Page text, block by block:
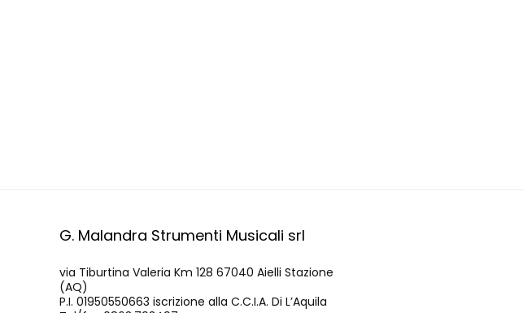
G. Malandra Strumenti Musicali srl
via Tiburtina Valeria Km 128 67040 Aielli Stazione
(AQ)
P.I. 01950550663 iscrizione alla C.C.I.A. Di L’Aquila